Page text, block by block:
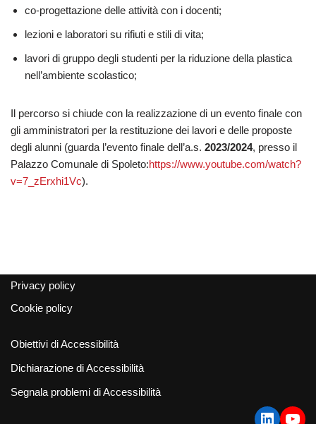
co-progettazione delle attività con i docenti;
lezioni e laboratori su rifiuti e stili di vita;
lavori di gruppo degli studenti per la riduzione della plastica
nell’ambiente scolastico;
Il percorso si chiude con la realizzazione di un evento finale con
gli amministratori per la restituzione dei lavori e delle proposte
degli alunni (guarda l’evento finale dell’a.s. 2023/2024, presso il
Palazzo Comunale di Spoleto:https://www.youtube.com/watch?
v=7_zErxhi1Vc).
Privacy policy
Cookie policy
Obiettivi di Accessibilità
Dichiarazione di Accessibilità
Segnala problemi di Accessibilità